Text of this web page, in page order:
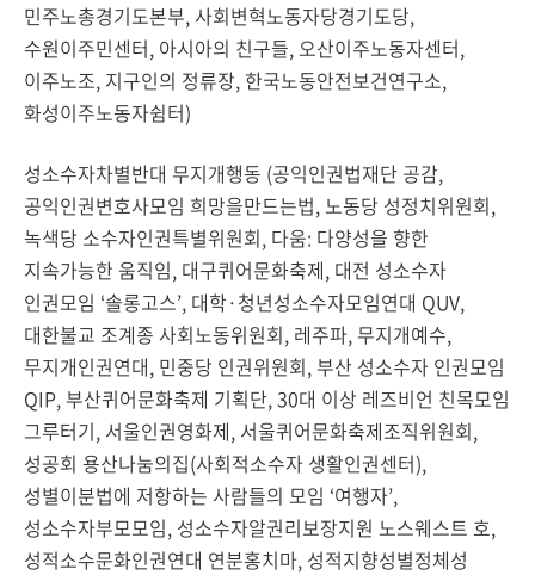
민주노총경기도본부, 사회변혁노동자당경기도당,
수원이주민센터, 아시아의 친구들, 오산이주노동자센터,
이주노조, 지구인의 정류장, 한국노동안전보건연구소,
화성이주노동자쉼터)
성소수자차별반대 무지개행동 (공익인권법재단 공감,
공익인권변호사모임 희망을만드는법, 노동당 성정치위원회,
녹색당 소수자인권특별위원회, 다움: 다양성을 향한
지속가능한 움직임, 대구퀴어문화축제, 대전 성소수자
인권모임 ‘솔롱고스’, 대학·청년성소수자모임연대 QUV,
대한불교 조계종 사회노동위원회, 레주파, 무지개예수,
무지개인권연대, 민중당 인권위원회, 부산 성소수자 인권모임
QIP, 부산퀴어문화축제 기획단, 30대 이상 레즈비언 친목모임
그루터기, 서울인권영화제, 서울퀴어문화축제조직위원회,
성공회 용산나눔의집(사회적소수자 생활인권센터),
성별이분법에 저항하는 사람들의 모임 ‘여행자’,
성소수자부모모임, 성소수자알권리보장지원 노스웨스트 호,
성적소수문화인권연대 연분홍치마, 성적지향성별정체성